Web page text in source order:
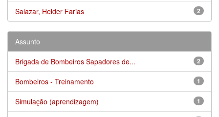
2
Salazar, Helder Farias
Assunto
2
Brigada de Bombeiros Sapadores de...
1
Bombeiros - Treinamento
1
Simulação (aprendizagem)